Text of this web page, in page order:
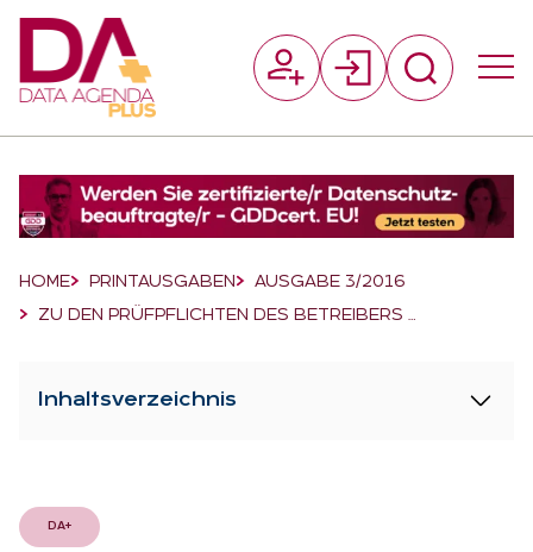
Breadcrumb-Navigation
HOME PRINTAUSGABEN
AUSGABE 3/2016
ZU DEN PRÜFPFLICHTEN DES BETREIBERS …
Inhaltsverzeichnis
DA+